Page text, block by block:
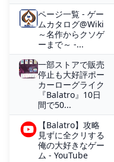
ページ一覧 - ゲー
ムカタログ@Wiki
～名作からクソゲ
ーまで～ -...
一部ストアで販売
停止も大好評ポー
カーローグライク
『Balatro』10日
間で50...
【Balatro】攻略
見ずに全クリする
俺の大好きなゲー
ム - YouTube